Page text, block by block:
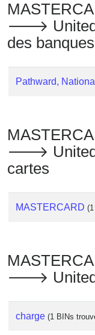
🡒 United
des banques
Pathward,
🡒 United
cartes
MASTERCARD
🡒 United
charge (1 BINs